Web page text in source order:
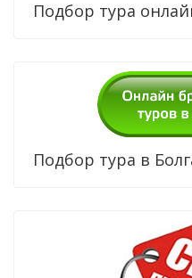
Подбор тура
Подбор тура в